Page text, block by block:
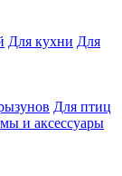
Для кухни Для
Для птиц
и аксессуары